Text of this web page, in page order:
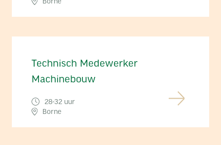
Borne
Technisch Medewerker
Machinebouw
28-32 uur
Borne